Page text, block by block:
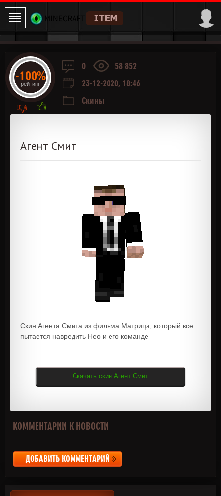
0
58 852
23-12-2020, 18:46
Скины
Агент Смит
Скин Агента Смита из фильма Матрица, который все
пытается навредить Нео и его команде
Скачать скин Агент Смит
-100%
рейтинг
КОММЕНТАРИИ К НОВОСТИ
ДОБАВИТЬ КОММЕНТАРИЙ